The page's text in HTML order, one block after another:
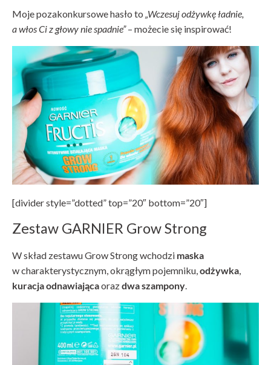
Moje pozakonkursowe hasło to „Wczesuj odżywkę ładnie,
a włos Ci z głowy nie spadnie”– możecie się inspirować!
[divider style=”dotted” top=”20″ bottom=”20″]
Zestaw GARNIER Grow Strong
W skład zestawu Grow Strong wchodzi maska
w charakterystycznym, okrągłym pojemniku, odżywka
kuracja odnawiającaorazdwa szampony